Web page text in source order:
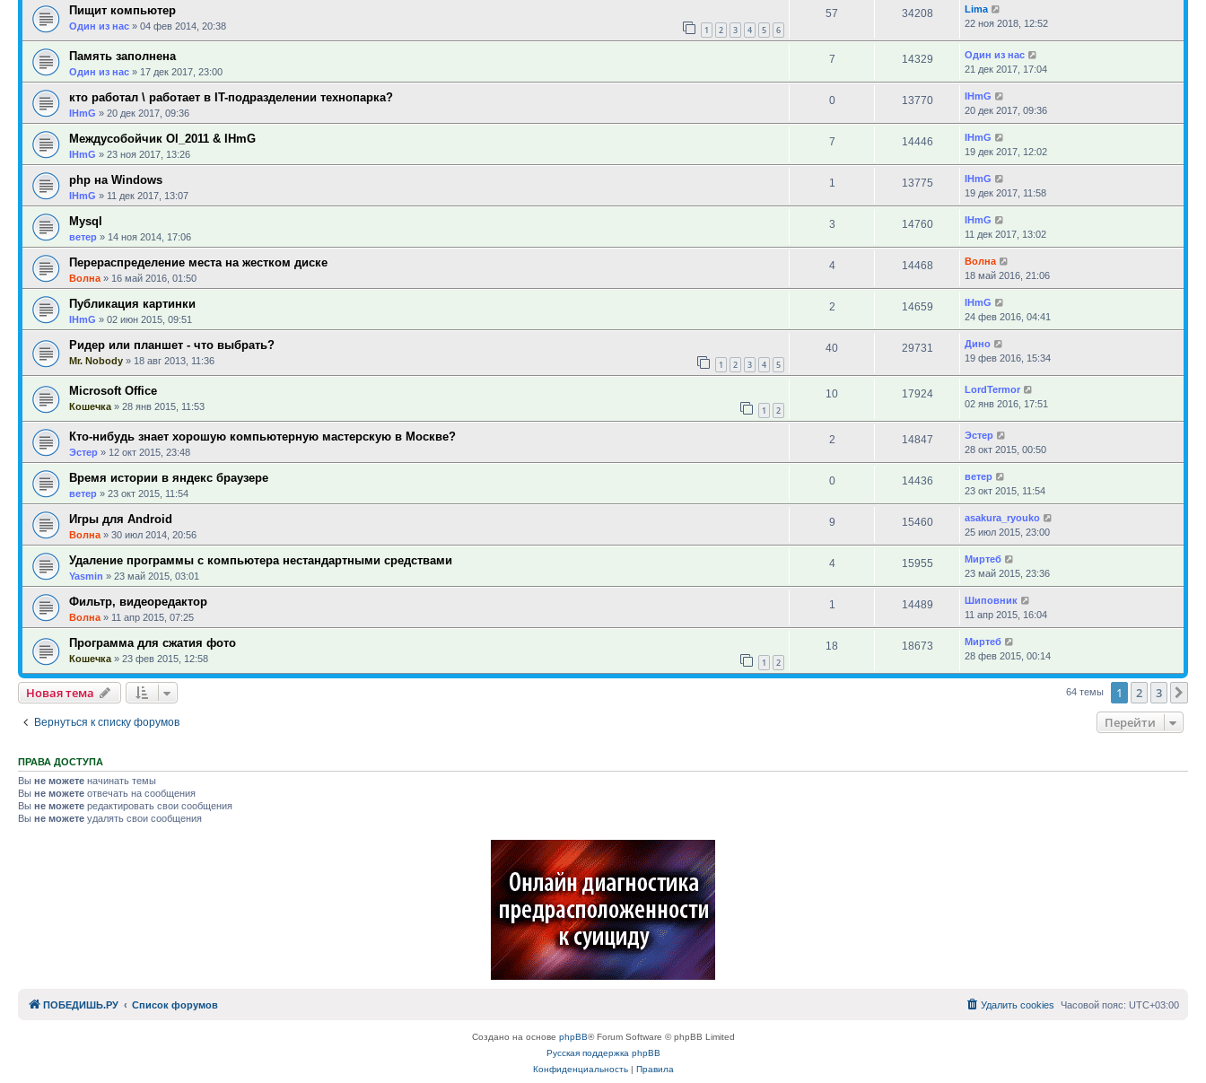
Пищит компьютер
Один из нас » 04 фев 2014, 20:38 1 2 3 4 5 6
57 34208
Lima
22 ноя 2018, 12:52
Память заполнена
Один из нас » 17 дек 2017, 23:00
7 14329
Один из нас
21 дек 2017, 17:04
кто работал \ работает в IT-подразделении технопарка?
IHmG » 20 дек 2017, 09:36
0 13770
IHmG
20 дек 2017, 09:36
Междусобойчик Ol_2011 & IHmG
IHmG » 23 ноя 2017, 13:26
7 14446
IHmG
19 дек 2017, 12:02
php на Windows
IHmG » 11 дек 2017, 13:07
1 13775
IHmG
19 дек 2017, 11:58
Mysql
ветер » 14 ноя 2014, 17:06
3 14760
IHmG
11 дек 2017, 13:02
Перераспределение места на жестком диске
Волна » 16 май 2016, 01:50
4 14468
Волна
18 май 2016, 21:06
Публикация картинки
IHmG » 02 июн 2015, 09:51
2 14659
IHmG
24 фев 2016, 04:41
Ридер или планшет - что выбрать?
Mr. Nobody » 18 авг 2013, 11:36 1 2 3 4 5
40 29731
Дино
19 фев 2016, 15:34
Microsoft Office
Кошечка » 28 янв 2015, 11:53 1 2
10 17924
LordTermor
02 янв 2016, 17:51
Кто-нибудь знает хорошую компьютерную мастерскую в Москве?
Эстер » 12 окт 2015, 23:48
2 14847
Эстер
28 окт 2015, 00:50
Время истории в яндекс браузере
ветер » 23 окт 2015, 11:54
0 14436
ветер
23 окт 2015, 11:54
Игры для Android
Волна » 30 июл 2014, 20:56
9 15460
asakura_ryouko
25 июл 2015, 23:00
Удаление программы с компьютера нестандартными средствами
Yasmin » 23 май 2015, 03:01
4 15955
Миртеб
23 май 2015, 23:36
Фильтр, видеоредактор
Волна » 11 апр 2015, 07:25
1 14489
Шиповник
11 апр 2015, 16:04
Программа для сжатия фото
Кошечка » 23 фев 2015, 12:58 1 2
18 18673
Миртеб
28 фев 2015, 00:14
Новая тема 64 темы 1 2 3
Вернуться к списку форумов Перейти
ПРАВА ДОСТУПА
Вы не можете начинать темы
Вы не можете отвечать на сообщения
Вы не можете редактировать свои сообщения
Вы не можете удалять свои сообщения
ПОБЕДИШЬ.РУ Список форумов Часовой пояс: UTC+03:00
Удалить cookies
Создано на основе phpBB® Forum Software © phpBB Limited
Русская поддержка phpBB
Конфиденциальность| Правила